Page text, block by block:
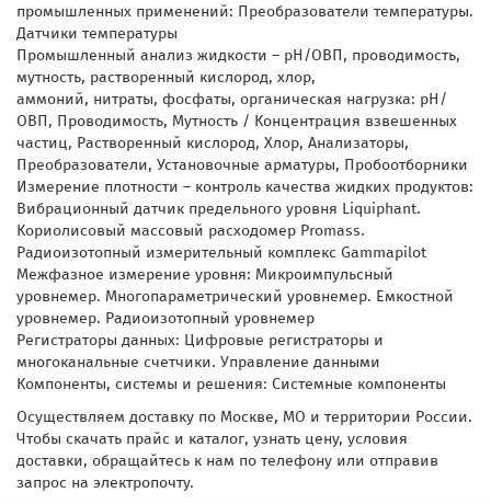
промышленных применений: Преобразователи температуры.
Датчики температуры
Промышленный анализ жидкости – pH/ОВП, проводимость,
мутность, растворенный кислород, хлор,
аммоний, нитраты, фосфаты, органическая нагрузка: pH/
ОВП, Проводимость, Мутность / Концентрация взвешенных
частиц, Растворенный кислород, Хлор, Анализаторы,
Преобразователи, Установочные арматуры, Пробоотборники
Измерение плотности – контроль качества жидких продуктов:
Вибрационный датчик предельного уровня Liquiphant.
Кориолисовый массовый расходомер Promass.
Радиоизотопный измерительный комплекс Gammapilot
Межфазное измерение уровня: Микроимпульсный
уровнемер. Многопараметрический уровнемер. Емкостной
уровнемер. Радиоизотопный уровнемер
Регистраторы данных: Цифровые регистраторы и
многоканальные счетчики. Управление данными
Компоненты, системы и решения: Системные компоненты
Осуществляем доставку по Москве, МО и территории России.
Чтобы скачать прайс и каталог, узнать цену, условия
доставки, обращайтесь к нам по телефону или отправив
запрос на электропочту.